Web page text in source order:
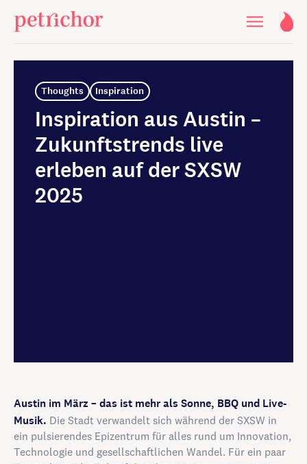
Thoughts Inspiration
Inspiration aus Austin –
Zukunftstrends live
erleben auf der SXSW
2025
Austin im März – das ist mehr als Sonne, BBQ und Live-
Musik. Die Stadt verwandelt sich während der SXSW in
ein pulsierendes Epizentrum für alles rund um Innovation,
Technologie und gesellschaftlichen Wandel. Für ein paar